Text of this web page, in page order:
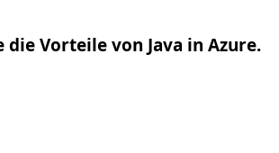
die Vorteile von Java in Azure.